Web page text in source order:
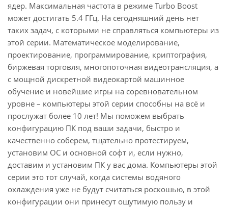
ядер. Максимальная частота в режиме Turbo Boost
может достигать 5.4 ГГц. На сегодняшний день нет
таких задач, с которыми не справляться компьютеры из
этой серии. Математическое моделирование,
проектирование, программирование, криптография,
биржевая торговля, многопоточная видеотрансляция, а
с мощной дискретной видеокартой машинное
обучение и новейшие игры на соревновательном
уровне – компьютеры этой серии способны на всё и
прослужат более 10 лет! Мы поможем выбрать
конфигурацию ПК под ваши задачи, быстро и
качественно соберем, тщательно протестируем,
установим ОС и основной софт и, если нужно,
доставим и установим ПК у вас дома. Компьютеры этой
серии это тот случай, когда системы водяного
охлаждения уже не будут считаться роскошью, в этой
конфигурации они принесут ощутимую пользу и